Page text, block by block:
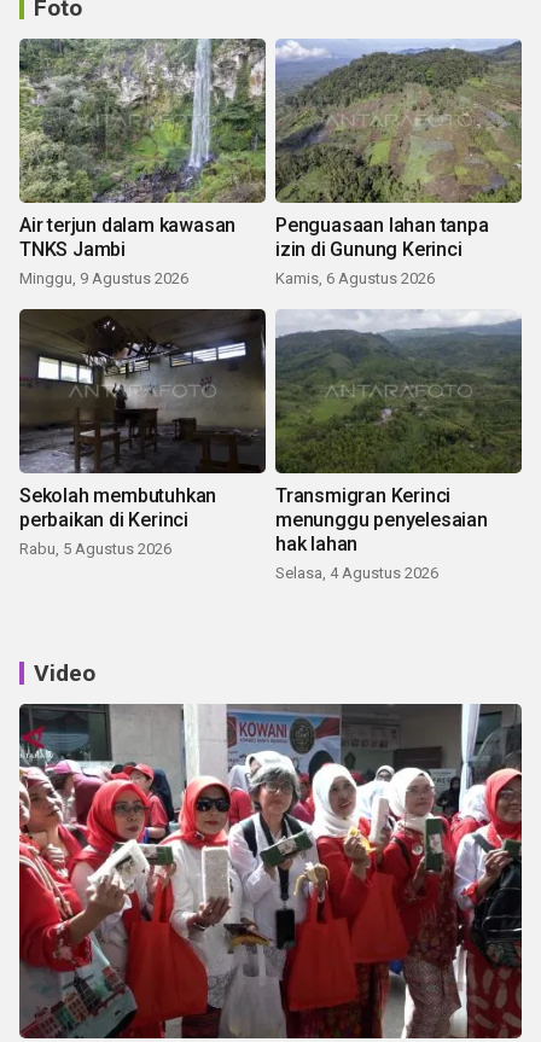
Foto
Air terjun dalam kawasan
TNKS Jambi
Minggu, 9 Agustus 2026
Penguasaan lahan tanpa
izin di Gunung Kerinci
Kamis, 6 Agustus 2026
Sekolah membutuhkan
perbaikan di Kerinci
Rabu, 5 Agustus 2026
Transmigran Kerinci
menunggu penyelesaian
hak lahan
Selasa, 4 Agustus 2026
Video